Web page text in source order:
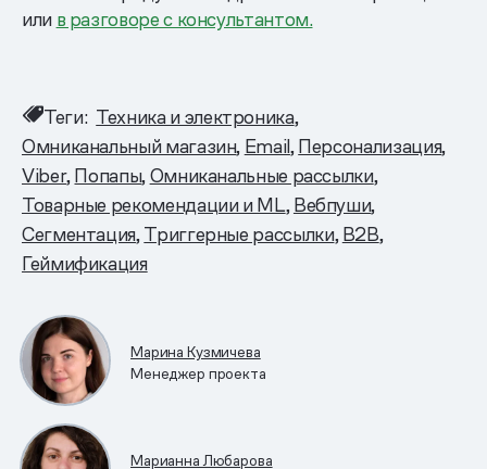
или в разговоре с консультантом.
Теги: Техника и электроника
Омниканальный магазин Email Персонализация
Viber Попапы Омниканальные рассылки
Товарные рекомендации и ML Вебпуши
Сегментация Триггерные рассылки B2B
Геймификация
Марина Кузмичева
Менеджер проекта
Марианна Любарова